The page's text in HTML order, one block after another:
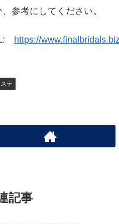
参考にしてください。
https://
テ
記事